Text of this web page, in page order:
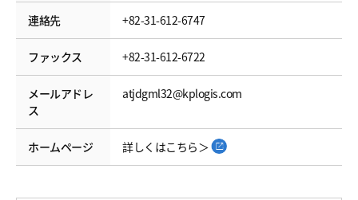
連絡先 +82-31-612-6747
ファックス +82-31-612-6722
メールアドレ
ス
atjdgml32@kplogis.com
ホームページ 詳しくはこちら＞